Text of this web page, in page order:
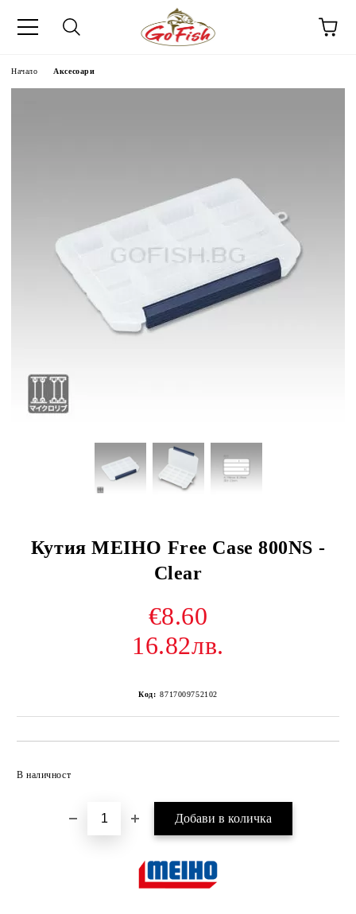
Начало Аксесоари
Кутия MEIHO Free Case 800NS -
Clear
€8.60
16.82лв.
Код: 8717009752102
В наличност